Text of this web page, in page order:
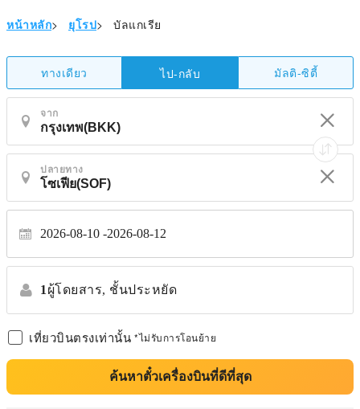
หน้าหลัก> ยุโรป> บัลแกเรีย
ทางเดียว ไป-กลับ มัลติ-ซิตี้
จาก
ปลายทาง
2026-08-10 2026-08-12
1 ผู้โดยสาร, ชั้นประหยัด
เที่ยวบินตรงเท่านั้น *ไม่รับการโอนย้าย
ค้นหาตั๋วเครื่องบินที่ดีที่สุด